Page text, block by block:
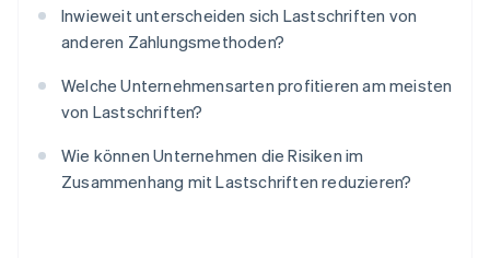
Inwieweit unterscheiden sich Lastschriften von
anderen Zahlungsmethoden?
Welche Unternehmensarten profitieren am meisten
von Lastschriften?
Wie können Unternehmen die Risiken im
Zusammenhang mit Lastschriften reduzieren?